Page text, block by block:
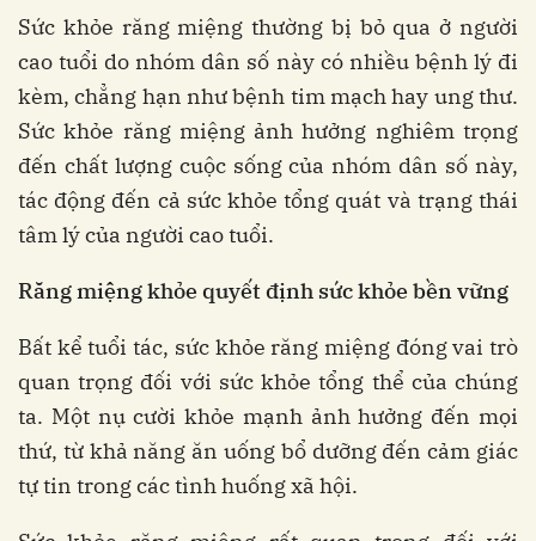
Sức khỏe răng miệng thường bị bỏ qua ở người
cao tuổi do nhóm dân số này có nhiều bệnh lý đi
kèm, chẳng hạn như bệnh tim mạch hay ung thư.
Sức khỏe răng miệng ảnh hưởng nghiêm trọng
đến chất lượng cuộc sống của nhóm dân số này,
tác động đến cả sức khỏe tổng quát và trạng thái
tâm lý của người cao tuổi.
Răng miệng khỏe quyết định sức khỏe bền vững
Bất kể tuổi tác, sức khỏe răng miệng đóng vai trò
quan trọng đối với sức khỏe tổng thể của chúng
ta. Một nụ cười khỏe mạnh ảnh hưởng đến mọi
thứ, từ khả năng ăn uống bổ dưỡng đến cảm giác
tự tin trong các tình huống xã hội.